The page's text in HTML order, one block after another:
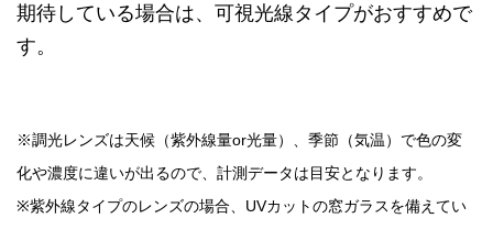
期待している場合は、可視光線タイプがおすすめで
す。
※調光レンズは天候（紫外線量or光量）、季節（気温）で色の変
化や濃度に違いが出るので、計測データは目安となります。
※紫外線タイプのレンズの場合、UVカットの窓ガラスを備えてい